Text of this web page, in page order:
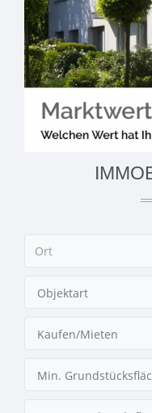
Objektart
Kaufen/Mieten
Min.